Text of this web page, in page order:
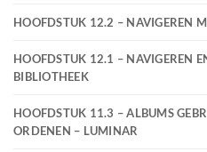
HOOFDSTUK 12.2 – NAVIGEREN
HOOFDSTUK 12.1 – NAVIGEREN
BIBLIOTHEEK
HOOFDSTUK 11.3 – ALBUMS
ORDENEN – LUMINAR